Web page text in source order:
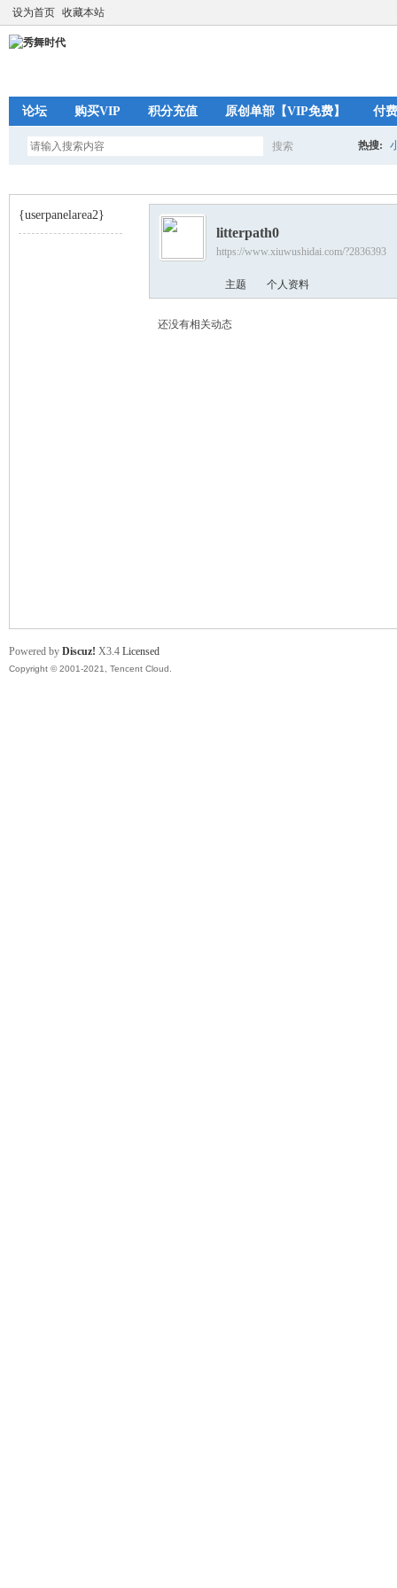
设为首页 收藏本站
论坛 购买VIP 积分充值 原创单部【VIP免费】 付
搜索
索
热搜:
{userpanelarea2}
litterpath0
https://www.xiuwushidai.com/?2836393
主题 个人资料
还没有相关动态
Powered by Discuz! X3.4 Licensed
Copyright © 2001-2021, Tencent Cloud.